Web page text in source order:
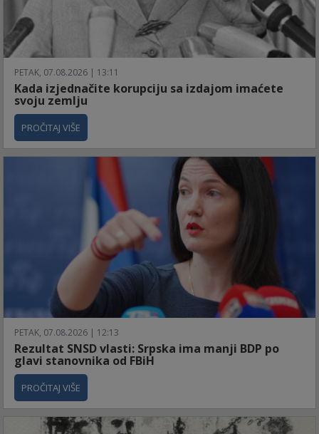
PETAK, 07.08.2026 | 13:11
Kada izjednačite korupciju sa izdajom imaćete
svoju zemlju
PROČITAJ VIŠE
PETAK, 07.08.2026 | 12:13
Rezultat SNSD vlasti: Srpska ima manji BDP po
glavi stanovnika od FBiH
PROČITAJ VIŠE